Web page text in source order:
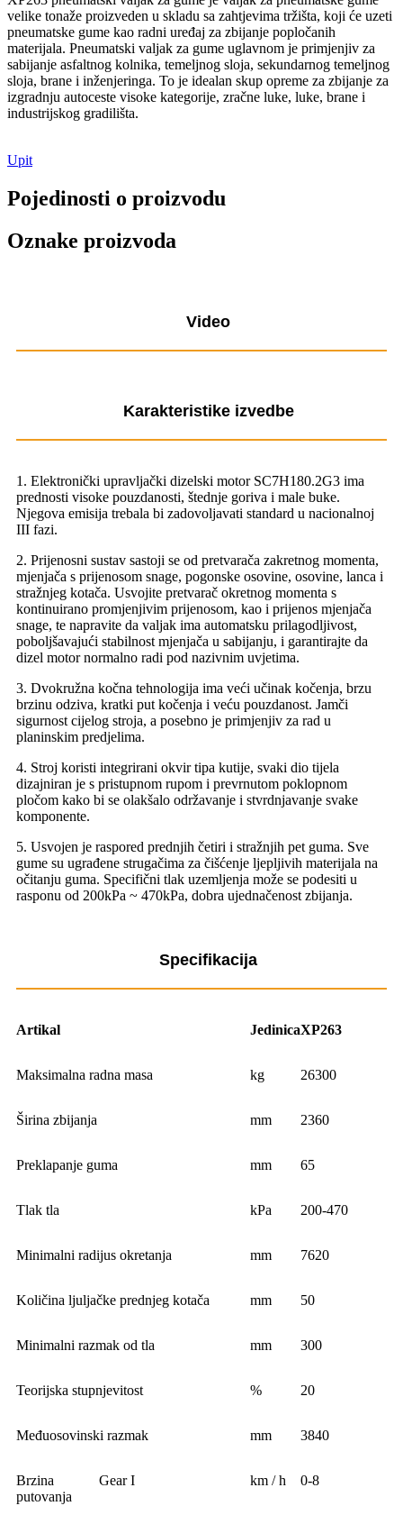
velike tonaže proizveden u skladu sa zahtjevima tržišta, koji će uzeti
pneumatske gume kao radni uređaj za zbijanje popločanih
materijala. Pneumatski valjak za gume uglavnom je primjenjiv za
sabijanje asfaltnog kolnika, temeljnog sloja, sekundarnog temeljnog
sloja, brane i inženjeringa. To je idealan skup opreme za zbijanje za
izgradnju autoceste visoke kategorije, zračne luke, luke, brane i
industrijskog gradilišta.
Upit
Pojedinosti o proizvodu
Oznake proizvoda
Video
Karakteristike izvedbe
1. Elektronički upravljački dizelski motor SC7H180.2G3 ima
prednosti visoke pouzdanosti, štednje goriva i male buke.
Njegova emisija trebala bi zadovoljavati standard u nacionalnoj
III fazi.
2. Prijenosni sustav sastoji se od pretvarača zakretnog momenta,
mjenjača s prijenosom snage, pogonske osovine, osovine, lanca i
stražnjeg kotača. Usvojite pretvarač okretnog momenta s
kontinuirano promjenjivim prijenosom, kao i prijenos mjenjača
snage, te napravite da valjak ima automatsku prilagodljivost,
poboljšavajući stabilnost mjenjača u sabijanju, i garantirajte da
dizel motor normalno radi pod nazivnim uvjetima.
3. Dvokružna kočna tehnologija ima veći učinak kočenja, brzu
brzinu odziva, kratki put kočenja i veću pouzdanost. Jamči
sigurnost cijelog stroja, a posebno je primjenjiv za rad u
planinskim predjelima.
4. Stroj koristi integrirani okvir tipa kutije, svaki dio tijela
dizajniran je s pristupnom rupom i prevrnutom poklopnom
pločom kako bi se olakšalo održavanje i stvrdnjavanje svake
komponente.
5. Usvojen je raspored prednjih četiri i stražnjih pet guma. Sve
gume su ugrađene strugačima za čišćenje ljepljivih materijala na
očitanju guma. Specifični tlak uzemljenja može se podesiti u
rasponu od 200kPa ~ 470kPa, dobra ujednačenost zbijanja.
Specifikacija
Artikal JedinicaXP263
Maksimalna radna masa kg 26300
Širina zbijanja mm 2360
Preklapanje guma mm 65
Tlak tla kPa 200-470
Minimalni radijus okretanja mm 7620
Količina ljuljačke prednjeg kotača mm 50
Minimalni razmak od tla mm 300
Teorijska stupnjevitost % 20
Međuosovinski razmak mm 3840
Brzina
putovanja
Gear I km / h 0-8